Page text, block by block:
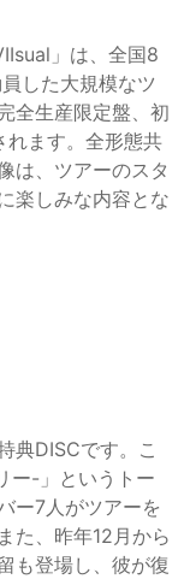
」は、全国8
した大規模なツ
全生産限定盤、初
れます。全形態共
は、ツアーのスタ
楽しみな内容とな
典DISCです。こ
ー-」というトー
ー7人がツアーを
た、昨年12月から
も登場し、彼が復